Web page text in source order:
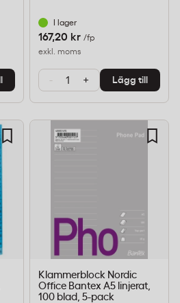
I lager
167,20 kr /fp
exkl. moms
- + Lägg till
Klammerblock Nordic
Office Bantex A5 linjerat,
100 blad, 5-pack